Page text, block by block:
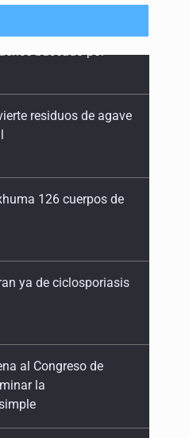
residuos de agave
la
por agresión a ex
a agente por